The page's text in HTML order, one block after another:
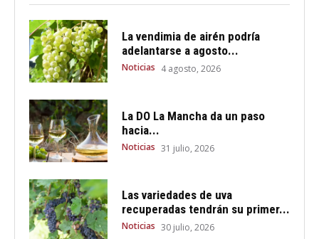
La vendimia de airén podría
adelantarse a agosto...
Noticias 4 agosto, 2026
La DO La Mancha da un paso
hacia...
Noticias 31 julio, 2026
Las variedades de uva
recuperadas tendrán su primer...
Noticias 30 julio, 2026